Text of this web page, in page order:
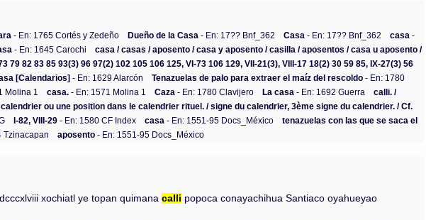
- En: 1765 Cortés y Zedeño Dueño de la Casa - En: 17?? Bnf_362 Casa - En: 17?? Bnf_362 casa -
- En: 1645 Carochi
casa / casas / aposento / casa y aposento / casilla / aposentos / casa u aposento /
79 82 83 85 93(3) 96 97(2) 102 105 106 125, VI-73 106 129, VII-21(3), VIII-17 18(2) 30 59 85, IX-27(3) 56
[Calendarios] - En: 1629 Alarcón Tenazuelas de palo para extraer el maíz del rescoldo - En: 1780
Molina 1 casa. - En: 1571 Molina 1 Caza - En: 1780 Clavijero La casa - En: 1692 Guerra
calli. /
ou une position dans le calendrier rituel. / signe du calendrier, 3ème signe du calendrier. / Cf.
I-82, VIII-29 - En: 1580 CF Index casa - En: 1551-95 Docs_México
tenazuelas con las que se saca el
Tzinacapan aposento - En: 1551-95 Docs_México
xochiatl ye topan quimanacalli popoca conayachihua Santiaco oyahueyao